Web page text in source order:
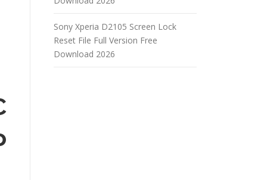
Sony Xperia D2105 Screen Lock
Reset File Full Version Free
Download 2026